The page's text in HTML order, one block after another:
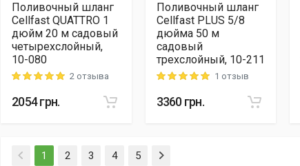
Поливочный шланг
Cellfast QUATTRO 1
дюйм 20 м садовый
четырехслойный,
10-080
Rating: 5 out of 52 отзыва
2054грн.
Поливочный шланг
Cellfast PLUS 5/8
дюйма 50 м
садовый
трехслойный, 10-211
Rating: 5 out of 51 отзыв
3360 грн.
1 (current)
2 3 4 5